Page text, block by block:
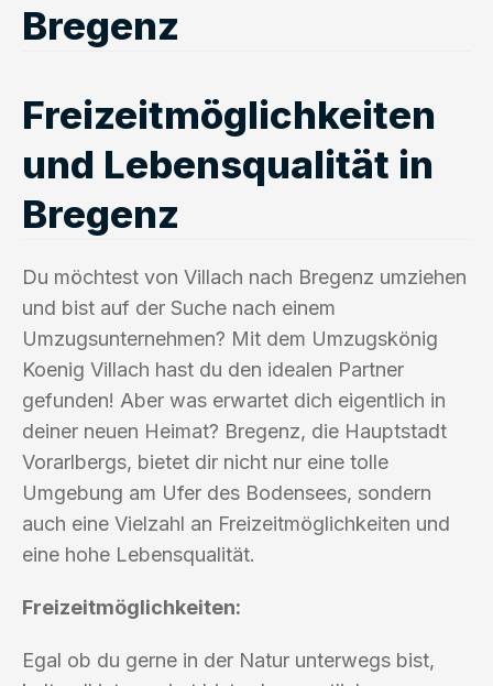
Bregenz
Freizeitmöglichkeiten
und Lebensqualität in
Bregenz
Du möchtest von Villach nach Bregenz umziehen
und bist auf der Suche nach einem
Umzugsunternehmen? Mit dem Umzugskönig
Koenig Villach hast du den idealen Partner
gefunden! Aber was erwartet dich eigentlich in
deiner neuen Heimat? Bregenz, die Hauptstadt
Vorarlbergs, bietet dir nicht nur eine tolle
Umgebung am Ufer des Bodensees, sondern
auch eine Vielzahl an Freizeitmöglichkeiten und
eine hohe Lebensqualität.
Freizeitmöglichkeiten:
Egal ob du gerne in der Natur unterwegs bist,